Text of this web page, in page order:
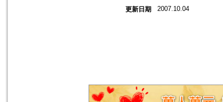
更新日期 2007.10.04